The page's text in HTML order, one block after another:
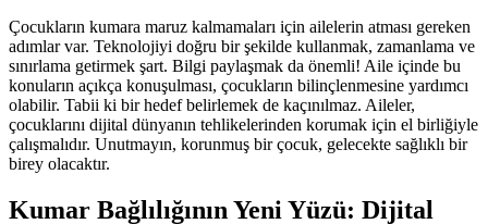
Çocukların kumara maruz kalmamaları için ailelerin atması gereken
adımlar var. Teknolojiyi doğru bir şekilde kullanmak, zamanlama ve
sınırlama getirmek şart. Bilgi paylaşmak da önemli! Aile içinde bu
konuların açıkça konuşulması, çocukların bilinçlenmesine yardımcı
olabilir. Tabii ki bir hedef belirlemek de kaçınılmaz. Aileler,
çocuklarını dijital dünyanın tehlikelerinden korumak için el birliğiyle
çalışmalıdır. Unutmayın, korunmuş bir çocuk, gelecekte sağlıklı bir
birey olacaktır.
Kumar Bağlılığının Yeni Yüzü: Dijital